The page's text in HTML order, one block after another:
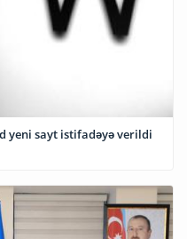
yeni sayt istifadəyə verildi